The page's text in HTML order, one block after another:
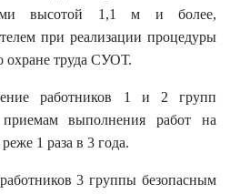
высотой 1,1 м и более,
при реализации процедуры
охране труда СУОТ.
работников 1 и 2 групп
выполнения работ на
1 раза в 3 года.
3 группы безопасным